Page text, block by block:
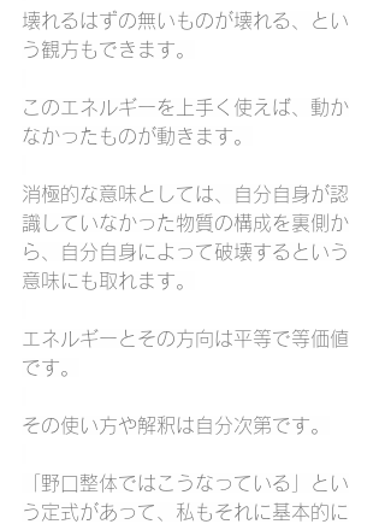
壊れるはずの無いものが壊れる、とい
う観方もできます。
このエネルギーを上手く使えば、動か
なかったものが動きます。
消極的な意味としては、自分自身が認
識していなかった物質の構成を裏側か
ら、自分自身によって破壊するという
意味にも取れます。
エネルギーとその方向は平等で等価値
です。
その使い方や解釈は自分次第です。
「野口整体ではこうなっている」とい
う定式があって、私もそれに基本的に